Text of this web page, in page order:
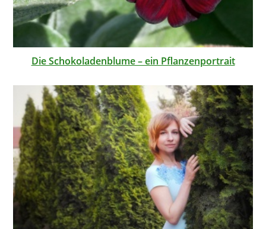
Die Schokoladenblume – ein Pflanzenportrait